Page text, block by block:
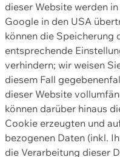
dieser Website werden
Google in den USA
können die Speicherung
entsprechende
verhindern; wir weisen
diesem Fall
dieser Website
können darüber hinaus
Cookie erzeugten und
bezogenen Daten (inkl.
die Verarbeitung dieser